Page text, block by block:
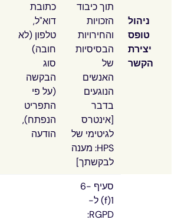
ניהול
טופס
יצירת
הקשר
תוך כיבוד
הזכויות
והחירויות
הבסיסיות
של
האנשים
הנוגעים
בדבר
[אינטרס
לגיטימי של
HPS: מענה
לבקשתך]
כתובת
דוא"ל,
טלפון (לא
חובה)
סוג
הבקשה
(על פי
התפריט
הנפתח),
הודעה
סעיף 6-
1(f) ל-
RGPD: